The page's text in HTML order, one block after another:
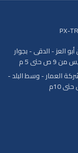
أبو العز - الدقى - بجوار
حتى 5 م
العمار - وسط البلد -